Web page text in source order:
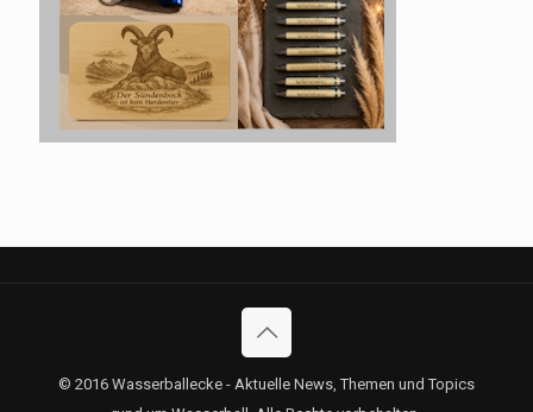
© 2016 Wasserballecke - Aktuelle News, Themen und Topics